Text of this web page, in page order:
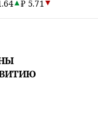
₽ 5.71